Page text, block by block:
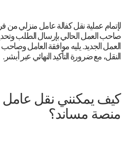
لإتمام عملية نقل كفالة عامل منزلي من
صاحب العمل الحالي بإرسال الطلب
العمل الجديد. يليه موافقة العامل
النقل، مع ضرورة التأكيد النهائي عبر أبشر.
كيف يمكنني نقل عامل
منصة مساند؟